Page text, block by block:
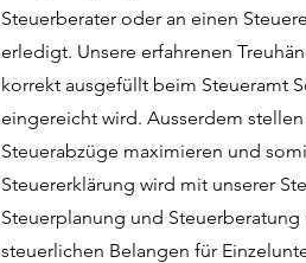
Steuerberater oder an einen
erledigt. Unsere erfahrenen
korrekt ausgefüllt beim Steueramt
eingereicht wird. Ausserdem
Steuerabzüge maximieren und
Steuererklärung wird mit unserer
Steuerplanung und
steuerlichen Belangen für